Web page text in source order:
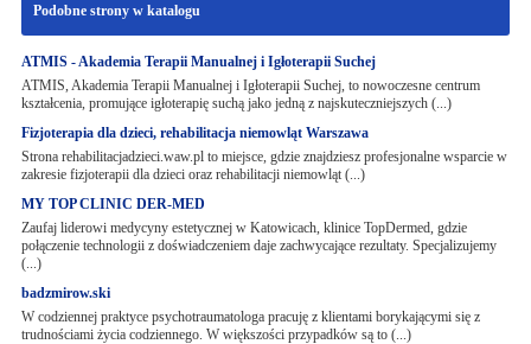
Podobne strony w katalogu
ATMIS - Akademia Terapii Manualnej i Igłoterapii Suchej
ATMIS, Akademia Terapii Manualnej i Igłoterapii Suchej, to nowoczesne centrum
kształcenia, promujące igłoterapię suchą jako jedną z najskuteczniejszych (...)
Fizjoterapia dla dzieci, rehabilitacja niemowląt Warszawa
Strona rehabilitacjadzieci.waw.pl to miejsce, gdzie znajdziesz profesjonalne wsparcie w
zakresie fizjoterapii dla dzieci oraz rehabilitacji niemowląt (...)
MY TOP CLINIC DER-MED
Zaufaj liderowi medycyny estetycznej w Katowicach, klinice TopDermed, gdzie
połączenie technologii z doświadczeniem daje zachwycające rezultaty. Specjalizujemy
(...)
badzmirow.ski
W codziennej praktyce psychotraumatologa pracuję z klientami borykającymi się z
trudnościami życia codziennego. W większości przypadków są to (...)